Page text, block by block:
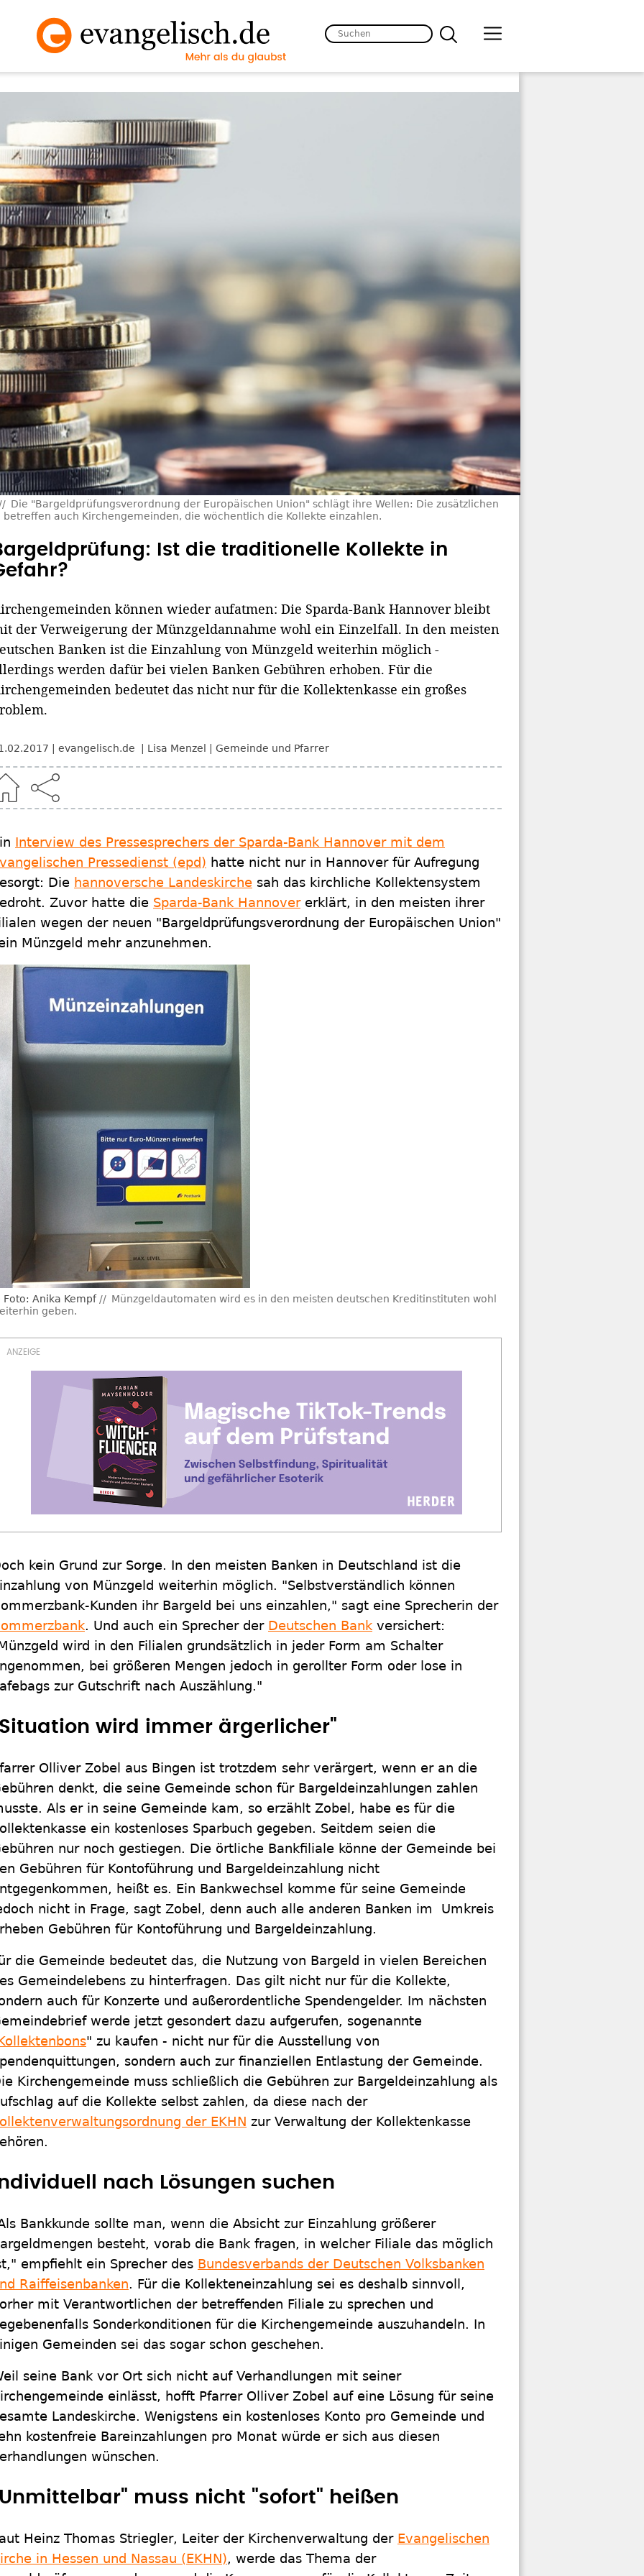
Die "Bargeldprüfungsverordnung der Europäischen Union" schlägt ihre Wellen: Die zusätzlichen
auch Kirchengemeinden, die wöchentlich die Kollekte einzahlen.
Ist die traditionelle Kollekte in
können wieder aufatmen: Die Sparda-Bank Hannover bleibt
der Verweigerung der Münzgeldannahme wohl ein Einzelfall. In den meisten
Banken ist die Einzahlung von Münzgeld weiterhin möglich -
werden dafür bei vielen Banken Gebühren erhoben. Für die
bedeutet das nicht nur für die Kollektenkasse ein großes
evangelisch.de Lisa Menzel Gemeinde und Pfarrer
Interview des Pressesprechers der Sparda-Bank Hannover mit dem
Pressedienst (epd) hatte nicht nur in Hannover für Aufregung
Die hannoversche Landeskirche sah das kirchliche Kollektensystem
Zuvor hatte die Sparda-Bank Hannovererklärt, in den meisten ihrer
wegen der neuen "Bargeldprüfungsverordnung der Europäischen Union"
Münzgeld mehr anzunehmen.
Foto: Anika Kempf
Münzgeldautomaten wird es in den meisten deutschen Kreditinstituten wohl
geben.
kein Grund zur Sorge. In den meisten Banken in Deutschland ist die
von Münzgeld weiterhin möglich. "Selbstverständlich können
Kunden ihr Bargeld bei uns einzahlen," sagt eine Sprecherin der
. Und auch ein Sprecher der Deutschen Bank versichert:
wird in den Filialen grundsätzlich in jeder Form am Schalter
bei größeren Mengen jedoch in gerollter Form oder lose in
zur Gutschrift nach Auszählung."
wird immer ärgerlicher"
Olliver Zobel aus Bingen ist trotzdem sehr verärgert, wenn er an die
denkt, die seine Gemeinde schon für Bargeldeinzahlungen zahlen
Als er in seine Gemeinde kam, so erzählt Zobel, habe es für die
ein kostenloses Sparbuch gegeben. Seitdem seien die
nur noch gestiegen. Die örtliche Bankfiliale könne der Gemeinde bei
Gebühren für Kontoführung und Bargeldeinzahlung nicht
heißt es. Ein Bankwechsel komme für seine Gemeinde
nicht in Frage, sagt Zobel, denn auch alle anderen Banken im Umkreis
Gebühren für Kontoführung und Bargeldeinzahlung.
die Gemeinde bedeutet das, die Nutzung von Bargeld in vielen Bereichen
Gemeindelebens zu hinterfragen. Das gilt nicht nur für die Kollekte,
auch für Konzerte und außerordentliche Spendengelder. Im nächsten
werde jetzt gesondert dazu aufgerufen, sogenannte
" zu kaufen - nicht nur für die Ausstellung von
sondern auch zur finanziellen Entlastung der Gemeinde.
Kirchengemeinde muss schließlich die Gebühren zur Bargeldeinzahlung als
auf die Kollekte selbst zahlen, da diese nach der
der EKHN zur Verwaltung der Kollektenkasse
nach Lösungen suchen
Bankkunde sollte man, wenn die Absicht zur Einzahlung größerer
besteht, vorab die Bank fragen, in welcher Filiale das möglich
empfiehlt ein Sprecher des Bundesverbands der Deutschen Volksbanken
Raiffeisenbanken. Für die Kollekteneinzahlung sei es deshalb sinnvoll,
mit Verantwortlichen der betreffenden Filiale zu sprechen und
Sonderkonditionen für die Kirchengemeinde auszuhandeln. In
Gemeinden sei das sogar schon geschehen.
seine Bank vor Ort sich nicht auf Verhandlungen mit seiner
einlässt, hofft Pfarrer Olliver Zobel auf eine Lösung für seine
Landeskirche. Wenigstens ein kostenloses Konto pro Gemeinde und
kostenfreie Bareinzahlungen pro Monat würde er sich aus diesen
wünschen.
muss nicht "sofort" heißen
Heinz Thomas Striegler, Leiter der Kirchenverwaltung der Evangelischen
in Hessen und Nassau (EKHN), werde das Thema der